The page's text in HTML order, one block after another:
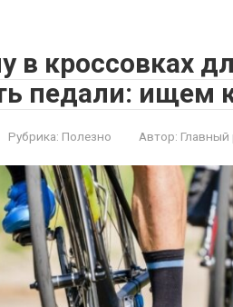
в кроссовках
педали: ищем
Рубрика: Полезно Автор: Главный